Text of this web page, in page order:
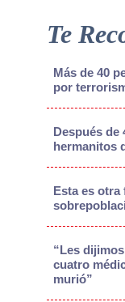
Te
Más de 40
por
Después de
hermanitos
Esta es otra
“Les
cuatro
murió”